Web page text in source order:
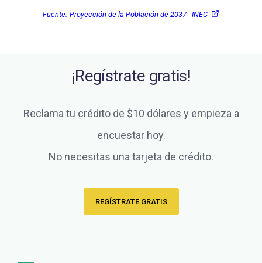
Fuente: Proyección de la Población de 2037 - INEC
¡Regístrate gratis!
Reclama tu crédito de $10 dólares y empieza a
encuestar hoy.
No necesitas una tarjeta de crédito.
REGÍSTRATE GRATIS